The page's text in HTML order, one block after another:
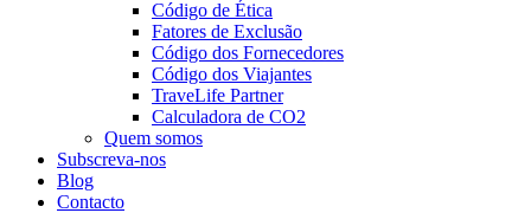
Código de Ética
Fatores de Exclusão
Código dos Fornecedores
Código dos Viajantes
TraveLife Partner
Calculadora de CO2
Quem somos
Subscreva-nos
Blog
Contacto